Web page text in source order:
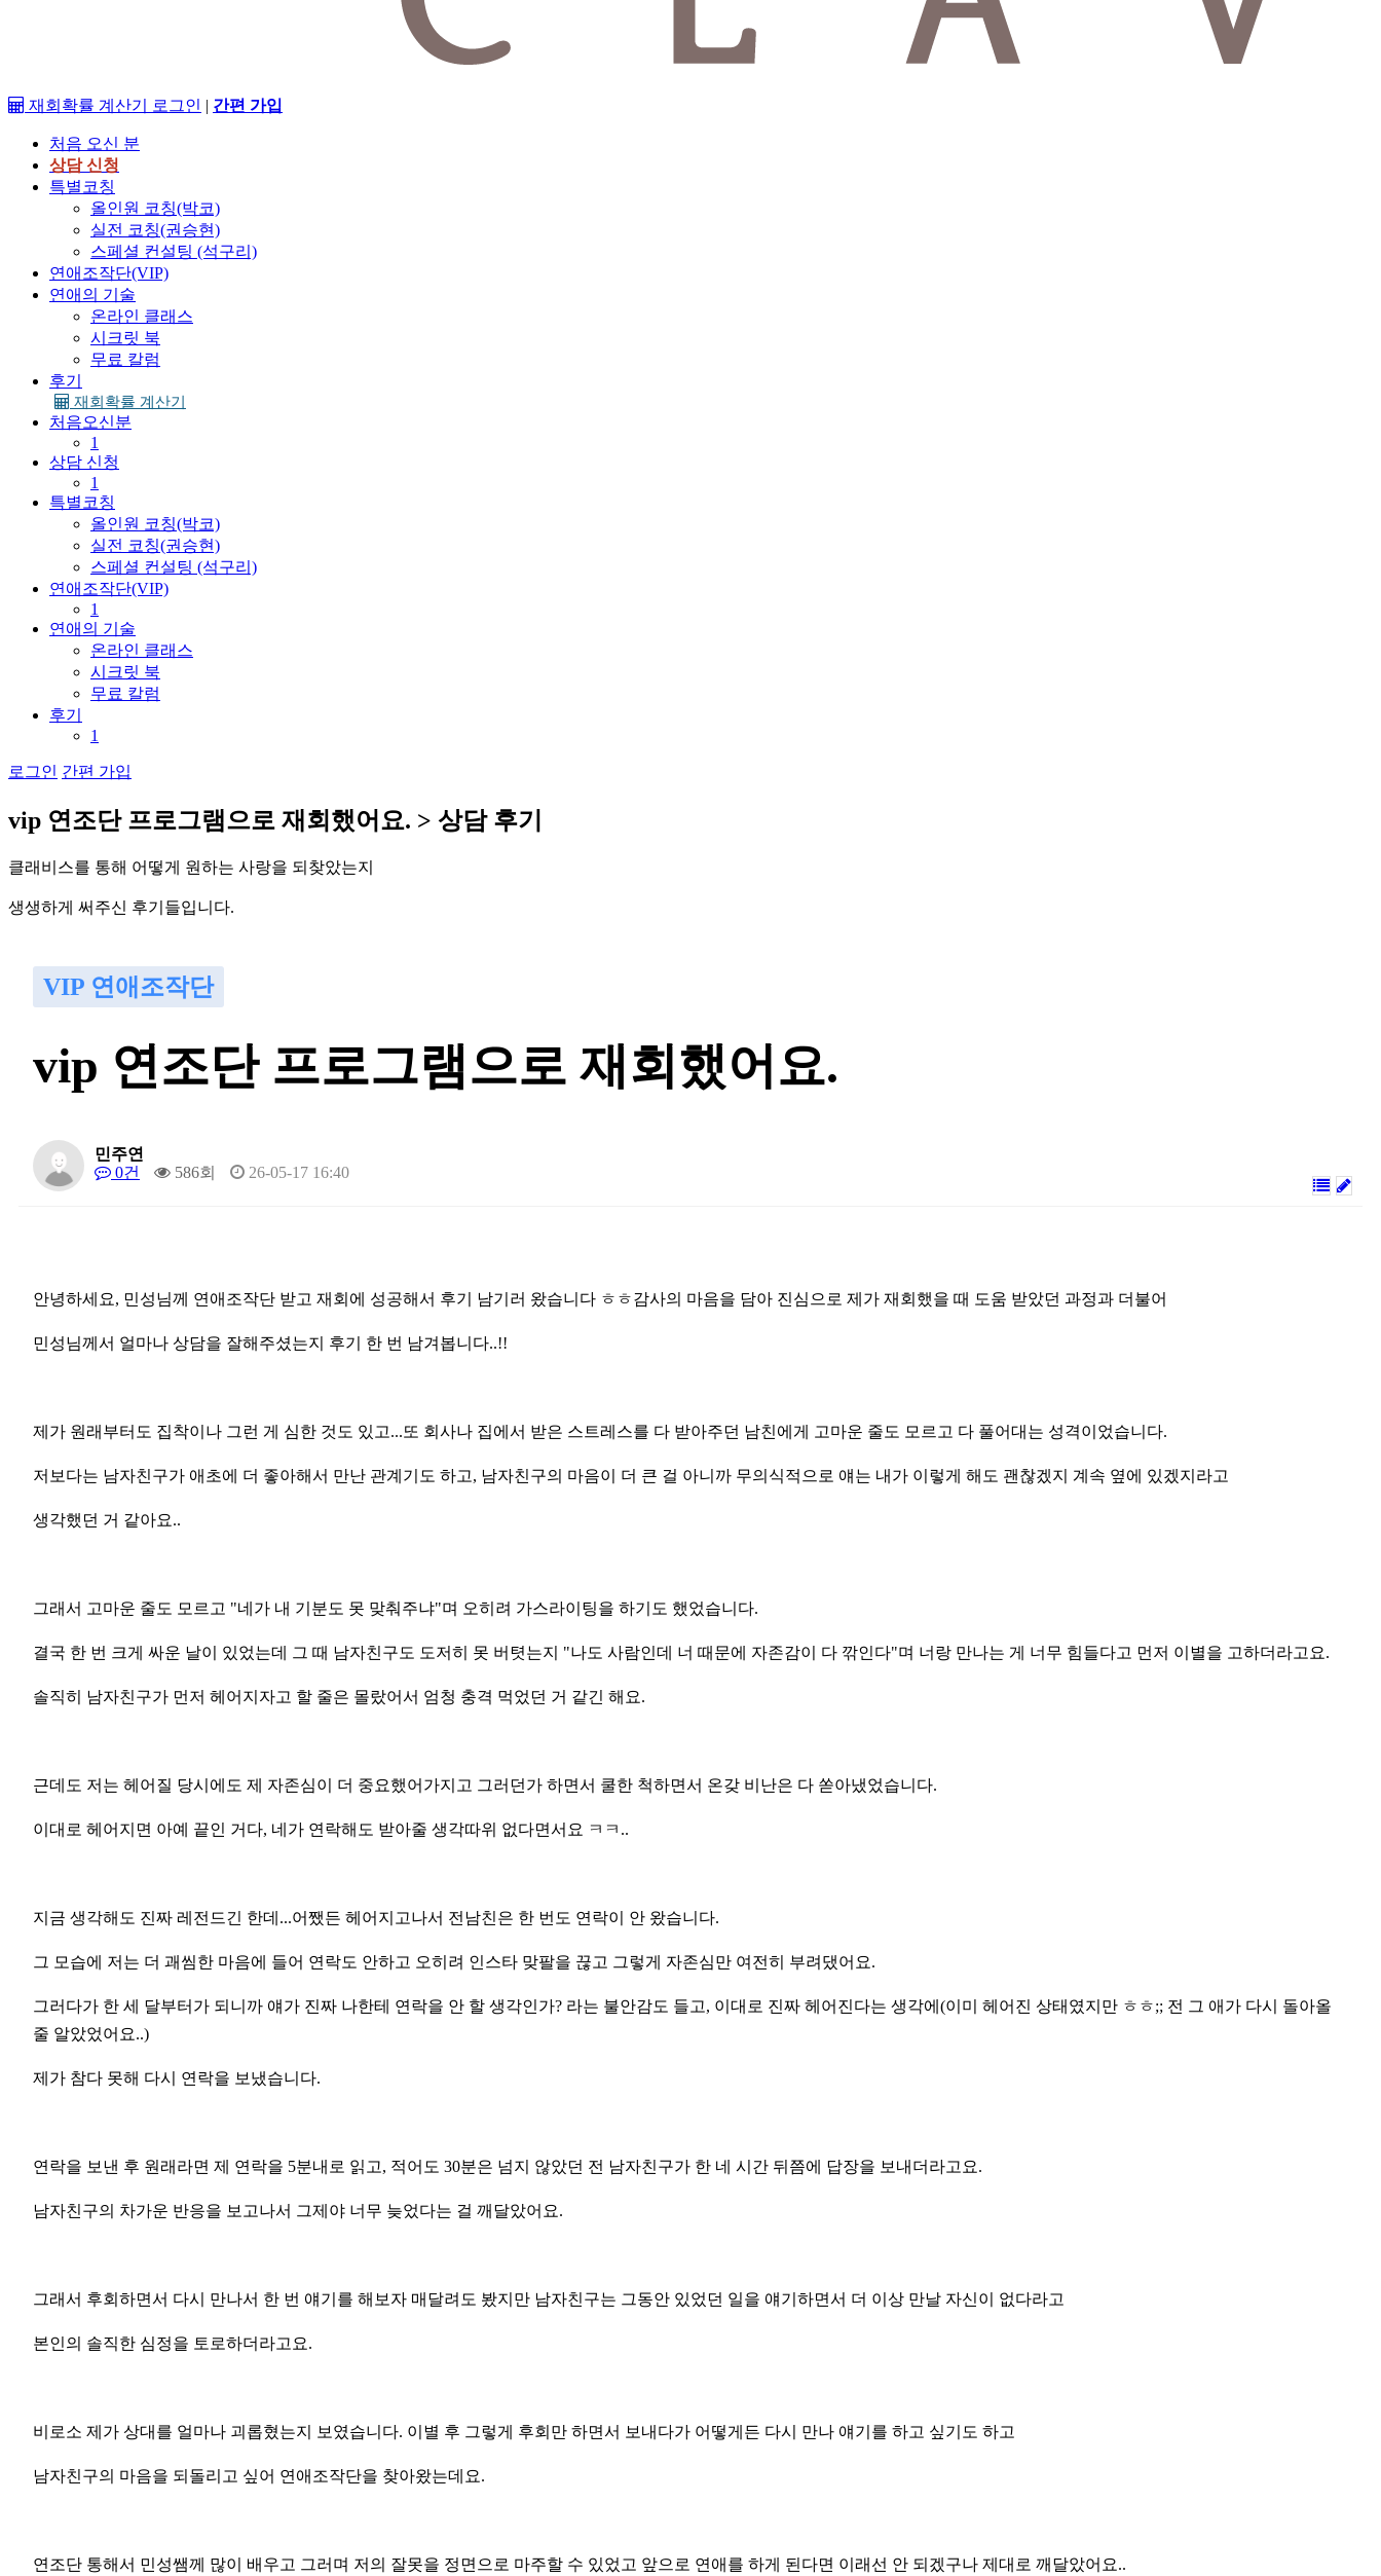
재회확률 계산기 로그인 | 간편 가입
처음 오신 분
상담 신청
특별코칭
올인원 코칭(박코)
실전 코칭(권승현)
스페셜 컨설팅 (석구리)
연애조작단(VIP)
연애의 기술
온라인 클래스
시크릿 북
무료 칼럼
후기
재회확률 계산기
처음오신분
1
상담 신청
1
특별코칭
올인원 코칭(박코)
실전 코칭(권승현)
스페셜 컨설팅 (석구리)
연애조작단(VIP)
1
연애의 기술
온라인 클래스
시크릿 북
무료 칼럼
후기
1
로그인 간편 가입
vip 연조단 프로그램으로 재 회 했어 요. > 상담 후기
클래 비 스를 통해 어 떻게 원하는 사랑을 되 찾았는지
생생하게 써 주신 후기 들입니 다.
VIP 연애조작단
vip 연조단 프로그램으로 재회했어요.
민주연
0건
586회 26-05-17 16:40
안녕하세요, 민성님께 연애조작단 받고 재회에 성공해서 후기 남기러 왔습니다 ㅎㅎ감사의 마음을 담아 진심으로 제가 재회했을 때 도움 받았던 과정과 더불어
민성님께서 얼마나 상담을 잘해주셨는지 후기 한 번 남겨봅니다..!!
제가 원래부터도 집착이나 그런 게 심한 것도 있고...또 회사나 집에서 받은 스트레스를 다 받아주던 남친에게 고마운 줄도 모르고 다 풀어대는 성격이었습니다.
저보다는 남자친구가 애초에 더 좋아해서 만난 관계기도 하고, 남자친구의 마음이 더 큰 걸 아니까 무의식적으로 얘는 내가 이렇게 해도 괜찮겠지 계속 옆에 있겠지라고
생각했던 거 같아요..
그래서 고마운 줄도 모르고 "네가 내 기분도 못 맞춰주냐"며 오히려 가스라이팅을 하기도 했었습니다.
결국 한 번 크게 싸운 날이 있었는데 그 때 남자친구도 도저히 못 버텻는지 "나도 사람인데 너 때문에 자존감이 다 깎인다"며 너랑 만나는 게 너무 힘들다고 먼저 이별을 고하더라고요.
솔직히 남자친구가 먼저 헤어지자고 할 줄은 몰랐어서 엄청 충격 먹었던 거 같긴 해요.
근데도 저는 헤어질 당시에도 제 자존심이 더 중요했어가지고 그러던가 하면서 쿨한 척하면서 온갖 비난은 다 쏟아냈었습니다.
이대로 헤어지면 아예 끝인 거다, 네가 연락해도 받아줄 생각따위 없다면서요 ㅋㅋ..
지금 생각해도 진짜 레전드긴 한데...어쨌든 헤어지고나서 전남친은 한 번도 연락이 안 왔습니다.
그 모습에 저는 더 괘씸한 마음에 들어 연락도 안하고 오히려 인스타 맞팔을 끊고 그렇게 자존심만 여전히 부려댔어요.
그러다가 한 세 달부터가 되니까 얘가 진짜 나한테 연락을 안 할 생각인가? 라는 불안감도 들고, 이대로 진짜 헤어진다는 생각에(이미 헤어진 상태였지만 ㅎㅎ;; 전 그 애가 다시 돌아올
줄 알았었어요..)
제가 참다 못해 다시 연락을 보냈습니다.
연락을 보낸 후 원래라면 제 연락을 5분내로 읽고, 적어도 30분은 넘지 않았던 전 남자친구가 한 네 시간 뒤쯤에 답장을 보내더라고요.
남자친구의 차가운 반응을 보고나서 그제야 너무 늦었다는 걸 깨달았어요.
그래서 후회하면서 다시 만나서 한 번 얘기를 해보자 매달려도 봤지만 남자친구는 그동안 있었던 일을 얘기하면서 더 이상 만날 자신이 없다라고
본인의 솔직한 심정을 토로하더라고요.
비로소 제가 상대를 얼마나 괴롭혔는지 보였습니다. 이별 후 그렇게 후회만 하면서 보내다가 어떻게든 다시 만나 얘기를 하고 싶기도 하고
남자친구의 마음을 되돌리고 싶어 연애조작단을 찾아왔는데요.
연조단 통해서 민성쌤께 많이 배우고 그러며 저의 잘못을 정면으로 마주할 수 있었고 앞으로 연애를 하게 된다면 이래선 안 되겠구나 제대로 깨달았어요..